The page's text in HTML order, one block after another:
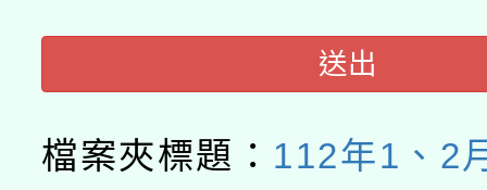
月28日止
送出
檔案夾標題： 112年1、2